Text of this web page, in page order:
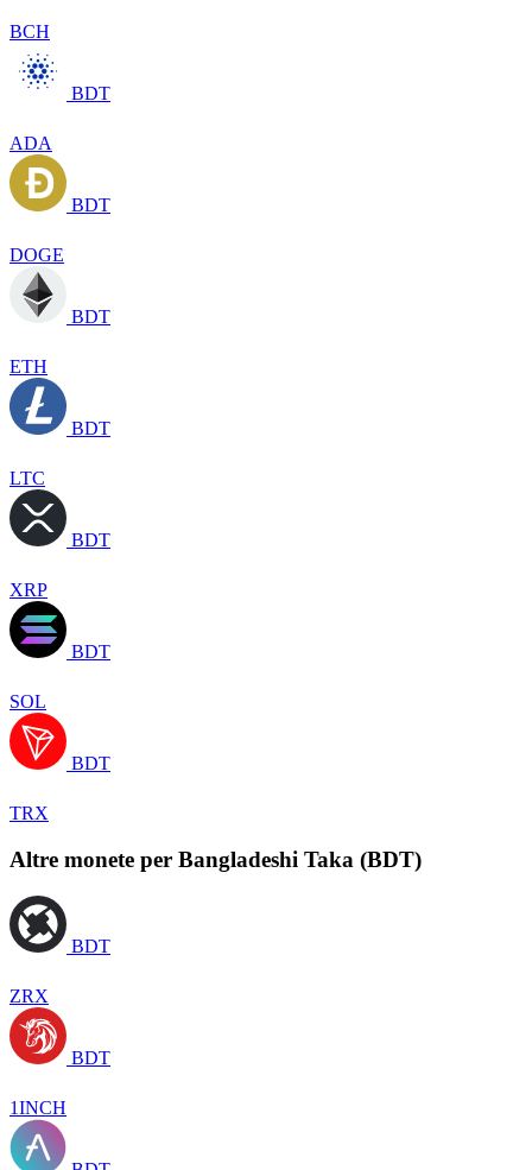
BCH
BDT
ADA
BDT
DOGE
BDT
ETH
BDT
LTC
BDT
XRP
BDT
SOL
BDT
TRX
Altre monete per Bangladeshi Taka (BDT)
BDT
ZRX
BDT
1INCH